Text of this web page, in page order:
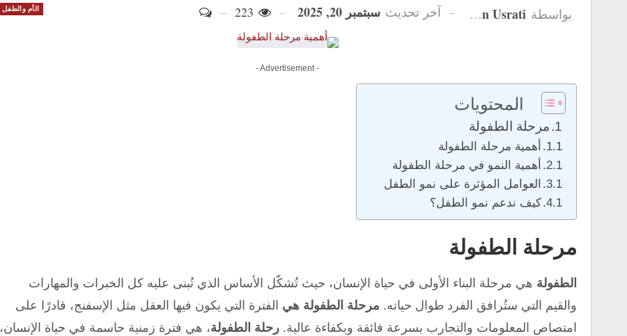
الأم والطفل بواسطة Hanan Usrati آخر تحديث سبتمبر 20, 2025
- Advertisement -
المحتويات
مرحلة الطفولة
أهمية مرحلة الطفولة
أهمية النمو في مرحلة الطفولة
العوامل المؤثرة على نمو الطفل
كيف ندعم نمو الطفل؟
مرحلة الطفولة
الطفولة هي مرحلة البناء الأولى في حياة الإنسان، حيث تُشكّل الأساس الذي تُبنى عليه كل الخبرات والمهارات
والقيم التي ستُرافق الفرد طوال حياته. مرحلة الطفولة هي الفترة التي يكون فيها العقل مثل الإسفنج، قادرًا على
امتصاص المعلومات والتجارب بسرعة فائقة وبكفاءة عالية. رحلة الطفولة، هي فترة زمنية حاسمة في حياة الإنسان،